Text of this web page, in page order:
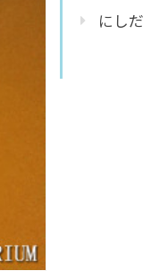
にしだ